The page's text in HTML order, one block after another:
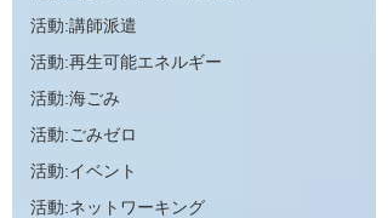
活動:講師派遣
活動:再生可能エネルギー
活動:海ごみ
活動:ごみゼロ
活動:イベント
活動:ネットワーキング